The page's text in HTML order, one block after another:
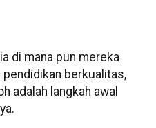
di mana pun mereka
berkualitas,
adalah langkah awal